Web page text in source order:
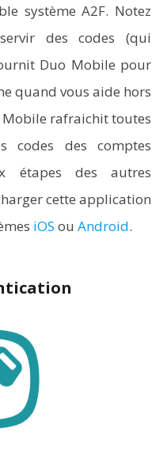
système A2F. Notez
des codes (qui
Duo Mobile pour
quand vous aide hors
Mobile rafraichit toutes
codes des comptes
étapes des autres
cette application
iOS ou Android.